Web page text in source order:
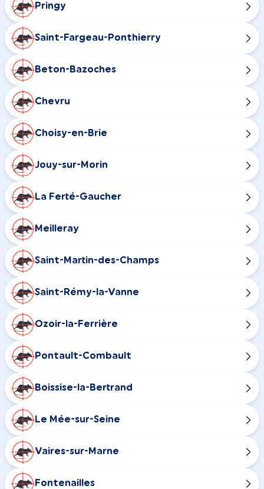
Pringy
Saint-Fargeau-Ponthierry
Beton-Bazoches
Chevru
Choisy-en-Brie
Jouy-sur-Morin
La Ferté-Gaucher
Meilleray
Saint-Martin-des-Champs
Saint-Rémy-la-Vanne
Ozoir-la-Ferrière
Pontault-Combault
Boissise-la-Bertrand
Le Mée-sur-Seine
Vaires-sur-Marne
Fontenailles